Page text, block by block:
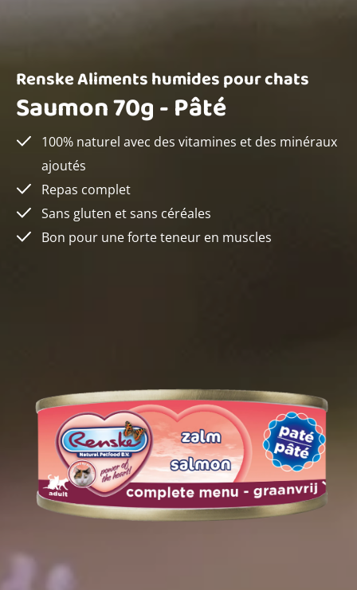
Renske Aliments humides pour chats
Saumon 70g - Pâté
100% naturel avec des vitamines et des minéraux
ajoutés
Repas complet
Sans gluten et sans céréales
Bon pour une forte teneur en muscles